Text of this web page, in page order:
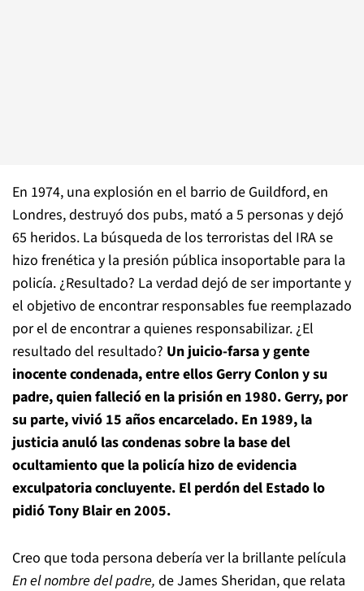
En 1974, una explosión en el barrio de Guildford, en
Londres, destruyó dos pubs, mató a 5 personas y dejó
65 heridos. La búsqueda de los terroristas del IRA se
hizo frenética y la presión pública insoportable para la
policía. ¿Resultado? La verdad dejó de ser importante y
el objetivo de encontrar responsables fue reemplazado
por el de encontrar a quienes responsabilizar. ¿El
resultado del resultado? Un juicio-farsa y gente
inocente condenada, entre ellos Gerry Conlon y su
padre, quien falleció en la prisión en 1980. Gerry, por
su parte, vivió 15 años encarcelado. En 1989, la
justicia anuló las condenas sobre la base del
ocultamiento que la policía hizo de evidencia
exculpatoria concluyente. El perdón del Estado lo
pidió Tony Blair en 2005.
Creo que toda persona debería ver la brillante película
En el nombre del padre, de James Sheridan, que relata